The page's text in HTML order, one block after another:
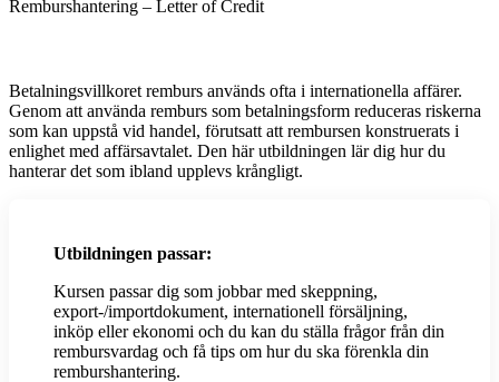
IT-gruppen
VD-nätverket
YHM-nätverket
Export- & importdokument
Internationell moms
Incoterms – leveransvillkor
Internationell affärsjuridik
Remburshantering – Letter
Remburshantering – Letter of Credit
Betalningsvillkoret remburs används ofta i internationella affärer.
Genom att använda remburs som betalningsform reduceras riskerna
som kan uppstå vid handel, förutsatt att rembursen konstruerats i
enlighet med affärsavtalet. Den här utbildningen lär dig hur du
hanterar det som ibland upplevs krångligt.
Utbildningen passar:
Kursen passar dig som jobbar med skeppning,
export-/importdokument, internationell försäljning,
inköp eller ekonomi och du kan du ställa frågor från din
rembursvardag och få tips om hur du ska förenkla din
remburshantering.